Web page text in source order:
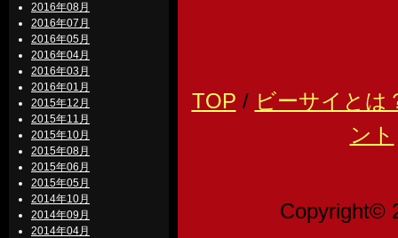
2016年08月
2016年07月
2016年05月
2016年04月
2016年03月
2016年01月
2015年12月
2015年11月
2015年10月
2015年08月
2015年06月
2015年05月
2014年10月
2014年09月
2014年04月
TOP / ビーサイとは
ント
Copyright©